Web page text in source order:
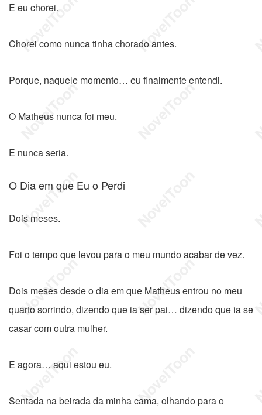
E eu chorei.
Chorei como nunca tinha chorado antes.
Porque, naquele momento… eu finalmente entendi.
O Matheus nunca foi meu.
E nunca seria.
O Dia em que Eu o Perdi
Dois meses.
Foi o tempo que levou para o meu mundo acabar de vez.
Dois meses desde o dia em que Matheus entrou no meu
quarto sorrindo, dizendo que ia ser pai… dizendo que ia se
casar com outra mulher.
E agora… aqui estou eu.
Sentada na beirada da minha cama, olhando para o